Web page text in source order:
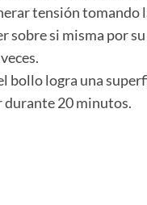
tensión tomando
sobre si misma por
bollo logra una
durante 20 minutos.